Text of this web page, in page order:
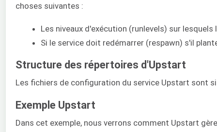
choses suivantes :
Les niveaux d'exécution (runlevels) sur
Si le service doit redémarrer (respawn) s'il
Structure des répertoires d'Upstart
Les fichiers de configuration du service Upstart sont
Exemple Upstart
Dans cet exemple, nous verrons comment Upstart